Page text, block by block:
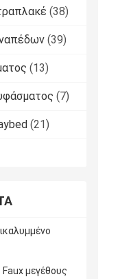
(38)
(39)
(13)
(7)
(21)
μεγέθους